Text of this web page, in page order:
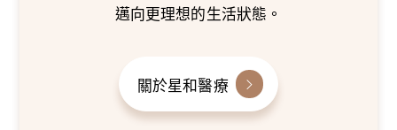
邁向更理想的生活狀態。
關於星和醫療